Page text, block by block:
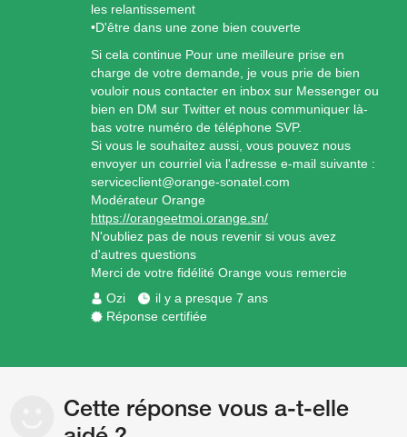
les relantissement
•D'être dans une zone bien couverte
Si cela continue Pour une meilleure prise en
charge de votre demande, je vous prie de bien
vouloir nous contacter en inbox sur Messenger ou
bien en DM sur Twitter et nous communiquer là-
bas votre numéro de téléphone SVP.
Si vous le souhaitez aussi, vous pouvez nous
envoyer un courriel via l'adresse e-mail suivante :
serviceclient@orange-sonatel.com
Modérateur Orange
https://orangeetmoi.orange.sn/
N'oubliez pas de nous revenir si vous avez
d'autres questions
Merci de votre fidélité Orange vous remercie
Ozi
il y a presque 7 ans
Réponse certifiée
Cette réponse vous a-t-elle